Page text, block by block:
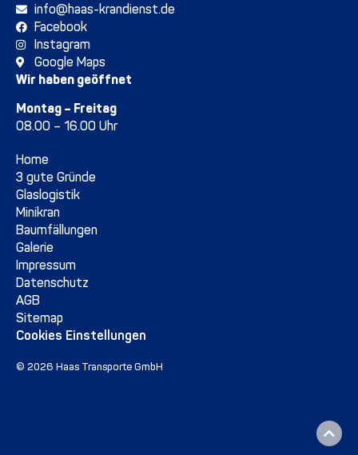
info@haas-krandienst.de
Facebook
Instagram
Google Maps
Wir haben geöffnet
Montag – Freitag
08.00 – 16.00 Uhr
Home
3 gute Gründe
Glaslogistik
Minikran
Baumfällungen
Galerie
Impressum
Datenschutz
AGB
Sitemap
Cookies Einstellungen
© 2026 Haas Transporte GmbH